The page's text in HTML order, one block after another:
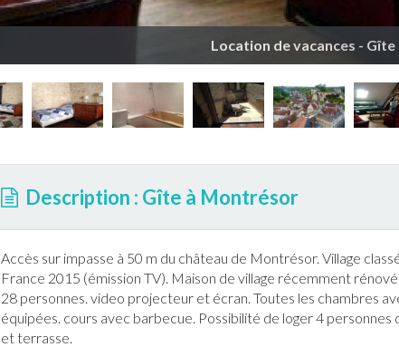
Location de vacances -
Description : Gîte à Montrésor
Accès sur impasse à 50 m du château de Montrésor. Village
France 2015 (émission TV). Maison de village récemment
28 personnes. video projecteur et écran. Toutes les chambres
équipées. cours avec barbecue. Possibilité de loger 4
etterrasse.